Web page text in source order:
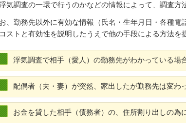
気調査の一環で行うのかなどの情報によって、調査方
、勤務先以外に有効な情報（氏名・生年月日・各種電
ストと有効性を説明したうえで他の手段による方法を
浮気調査で相手（愛人）の勤務先がわかっている場
配偶者（夫・妻）が突然、家出したが勤務先は変わ
お金を貸した相手（債務者）の、住所割り出しの為